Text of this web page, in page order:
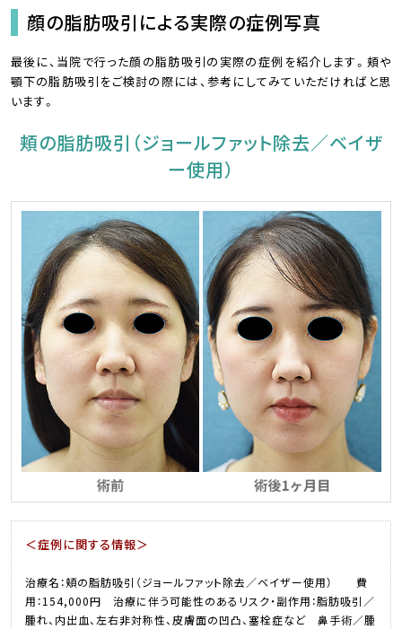
顔の脂肪吸引による実際の症例写真
最後に、当院で行った顔の脂肪吸引の実際の症例を紹介します。頬や
顎下の脂肪吸引をご検討の際には、参考にしてみていただければと思
います。
頬の脂肪吸引（ジョールファット除去／ベイザ
ー使用）
＜症例に関する情報＞
治療名：頬の脂肪吸引（ジョールファット除去／ベイザー使用） 費
用：154,000円 治療に伴う可能性のあるリスク・副作用：脂肪吸引／
腫れ、内出血、左右非対称性、皮膚面の凹凸、塞栓症など 鼻手術／腫